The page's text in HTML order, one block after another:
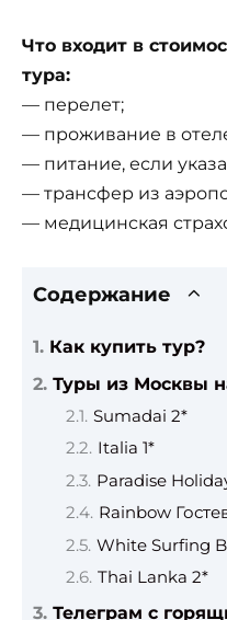
Что входит в
тура:
— перелет;
— проживание в
— питание, если
— трансфер из
— медицинская
Содержание
Как купить тур?
Туры из Москвы
Sumadai 2*
Italia 1*
Paradise
Rainbow
White Surfing
Thai Lanka 2*
Телеграм с